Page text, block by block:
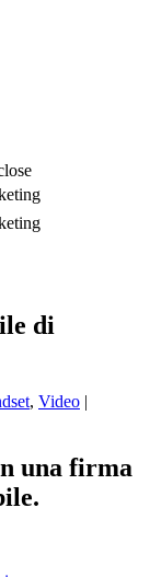
di
, Video |
una firma